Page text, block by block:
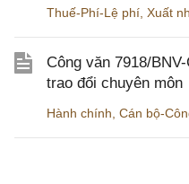
Thuế-Phí-Lệ phí, Xuất
Công văn 7918/
trao đổi chuyên môn
Hành chính, Cán bộ-